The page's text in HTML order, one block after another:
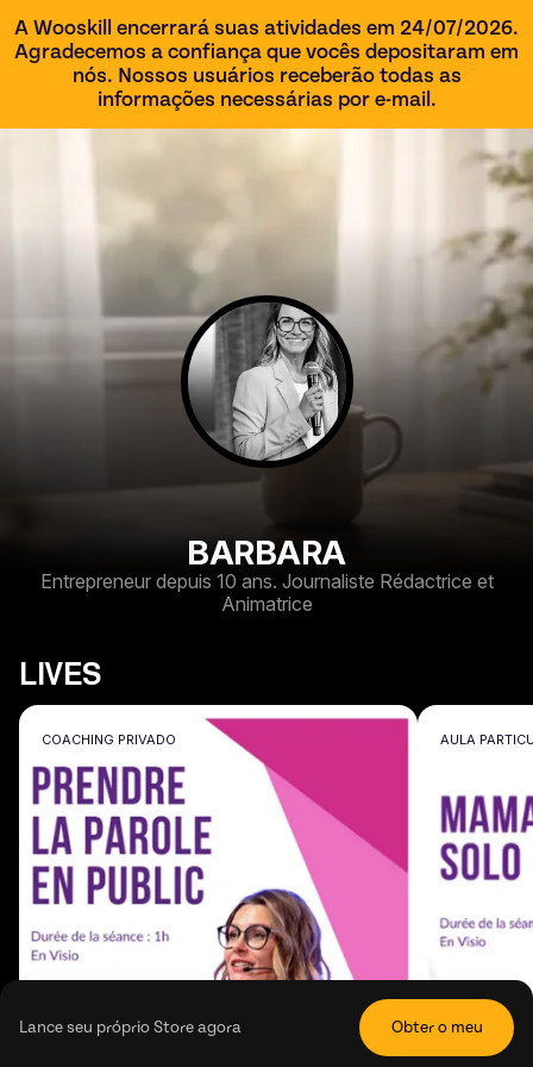
A Wooskill encerrará suas atividades em 24/07/2026.
Agradecemos a confiança que vocês depositaram em
nós. Nossos usuários receberão todas as
informações necessárias por e-mail.
BARBARA
Entrepreneur depuis 10 ans. Journaliste Rédactrice et
Animatrice
LIVES
COACHING PRIVADO AULA
Lance seu próprio Store agora Obter o meu